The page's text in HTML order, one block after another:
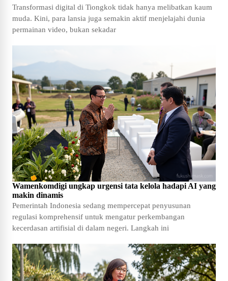
Transformasi digital di Tiongkok tidak hanya melibatkan kaum
muda. Kini, para lansia juga semakin aktif menjelajahi dunia
permainan video, bukan sekadar
Wamenkomdigi ungkap urgensi tata kelola hadapi AI yang
makin dinamis
Pemerintah Indonesia sedang mempercepat penyusunan
regulasi komprehensif untuk mengatur perkembangan
kecerdasan artifisial di dalam negeri. Langkah ini